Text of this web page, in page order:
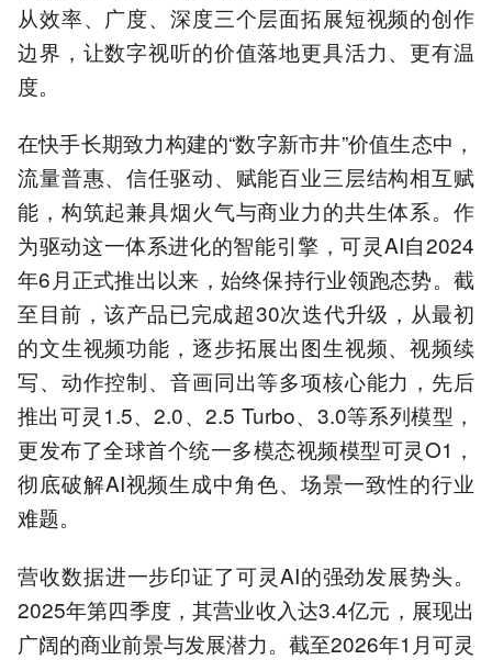
从效率、广度、深度三个层面拓展短视频的创作
边界，让数字视听的价值落地更具活力、更有温
度。
在快手长期致力构建的“数字新市井”价值生态中，
流量普惠、信任驱动、赋能百业三层结构相互赋
能，构筑起兼具烟火气与商业力的共生体系。作
为驱动这一体系进化的智能引擎，可灵AI自2024
年6月正式推出以来，始终保持行业领跑态势。截
至目前，该产品已完成超30次迭代升级，从最初
的文生视频功能，逐步拓展出图生视频、视频续
写、动作控制、音画同出等多项核心能力，先后
推出可灵1.5、2.0、2.5 Turbo、3.0等系列模型，
更发布了全球首个统一多模态视频模型可灵O1，
彻底破解AI视频生成中角色、场景一致性的行业
难题。
营收数据进一步印证了可灵AI的强劲发展势头。
2025年第四季度，其营业收入达3.4亿元，展现出
广阔的商业前景与发展潜力。截至2026年1月可灵